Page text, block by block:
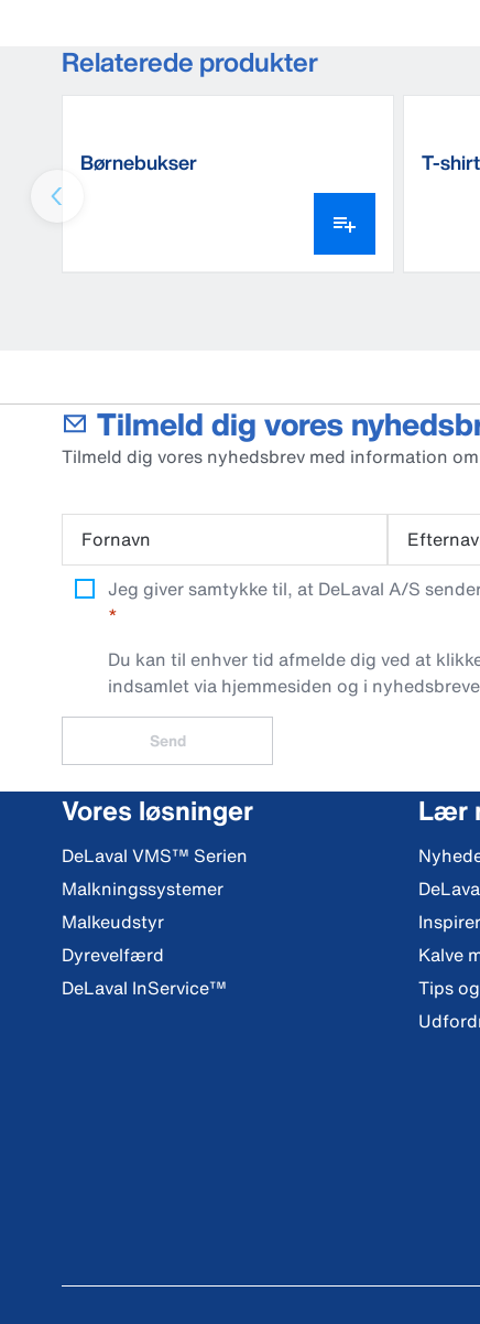
Relaterede produkter
Børnebukser T-
Tilmeld dig vores
Tilmeld dig vores nyhedsbrev med information
Fornavn
Jeg giver samtykke til, at DeLaval A/S
Du kan til enhver tid afmelde dig ved at
indsamlet via hjemmesiden og i
Send
Vores løsninger
DeLaval VMS™ Serien
Malkningssystemer
Malkeudstyr
Dyrevelfærd
DeLaval InService™
Lær
Kalve
Tips